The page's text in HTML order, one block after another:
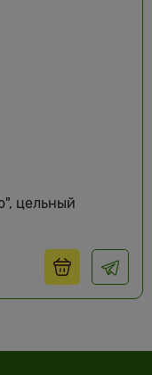
цельный